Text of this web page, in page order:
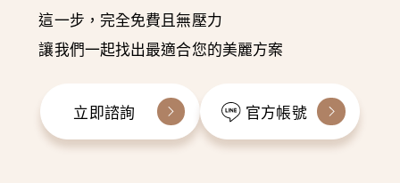
這一步，完全免費且無壓力
讓我們一起找出最適合您的美麗方案
立即諮詢 官方帳號